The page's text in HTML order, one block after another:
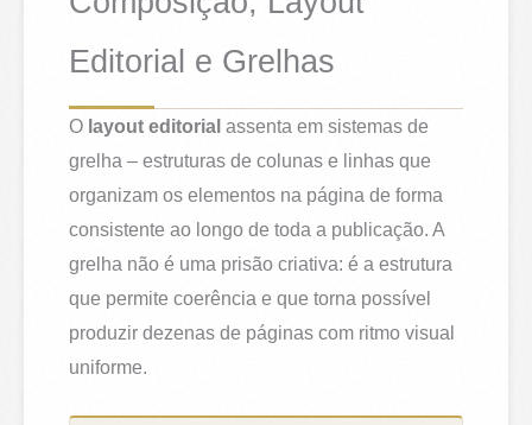
Editorial e Grelhas
O layout editorial assenta em sistemas de
grelha – estruturas de colunas e linhas que
organizam os elementos na página de forma
consistente ao longo de toda a publicação. A
grelha não é uma prisão criativa: é a estrutura
que permite coerência e que torna possível
produzir dezenas de páginas com ritmo visual
uniforme.